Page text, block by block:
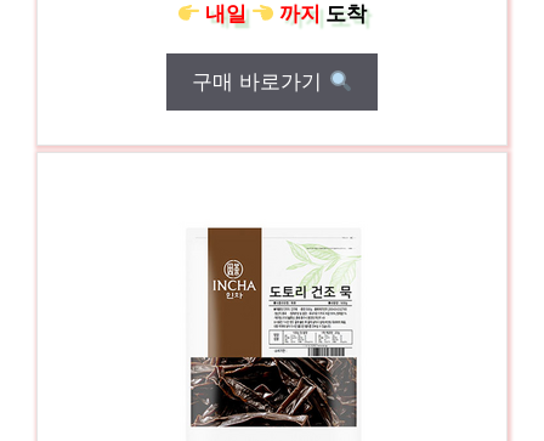
내일
까지도착
구매 바로가기